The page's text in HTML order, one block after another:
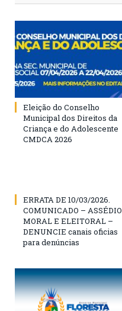
Eleição do Conselho
Municipal dos Direitos da
Criança e do Adolescente
CMDCA 2026
ERRATA DE 10/03/2026.
COMUNICADO – ASSÉDIO
MORAL E ELEITORAL –
DENUNCIE canais oficias
para denúncias